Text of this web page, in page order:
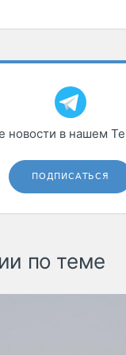
новости в нашем
ПОДПИСАТЬСЯ
по теме